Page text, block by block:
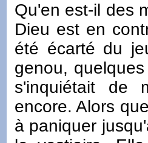
Qu'en est-il des
Dieu est en
été écarté du
genou,
s'inquiétait de
encore. Alors
à paniquer